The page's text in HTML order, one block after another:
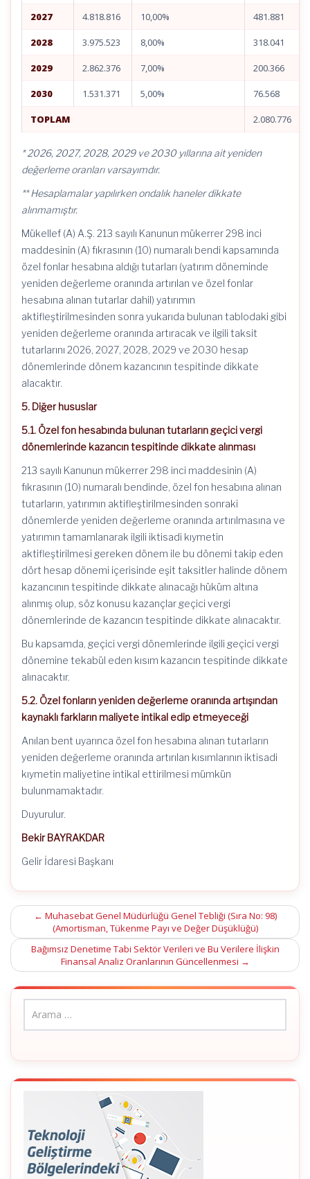
2027 4.818.816 10,00% 481.881
2028 3.975.523 8,00% 318.041
2029 2.862.376 7,00% 200.366
2030 1.531.371 5,00% 76.568
TOPLAM 2.080.776
* 2026, 2027, 2028, 2029 ve 2030 yıllarına ait yeniden
değerleme oranları varsayımdır.
** Hesaplamalar yapılırken ondalık haneler dikkate
alınmamıştır.
Mükellef (A) A.Ş. 213 sayılı Kanunun mükerrer 298 inci
maddesinin (A) fıkrasının (10) numaralı bendi kapsamında
özel fonlar hesabına aldığı tutarları (yatırım döneminde
yeniden değerleme oranında artırılan ve özel fonlar
hesabına alınan tutarlar dahil) yatırımın
aktifleştirilmesinden sonra yukarıda bulunan tablodaki gibi
yeniden değerleme oranında artıracak ve ilgili taksit
tutarlarını 2026, 2027, 2028, 2029 ve 2030 hesap
dönemlerinde dönem kazancının tespitinde dikkate
alacaktır.
5. Diğer hususlar
5.1. Özel fon hesabında bulunan tutarların geçici vergi
dönemlerinde kazancın tespitinde dikkate alınması
213 sayılı Kanunun mükerrer 298 inci maddesinin (A)
fıkrasının (10) numaralı bendinde, özel fon hesabına alınan
tutarların, yatırımın aktifleştirilmesinden sonraki
dönemlerde yeniden değerleme oranında artırılmasına ve
yatırımın tamamlanarak ilgili iktisadi kıymetin
aktifleştirilmesi gereken dönem ile bu dönemi takip eden
dört hesap dönemi içerisinde eşit taksitler halinde dönem
kazancının tespitinde dikkate alınacağı hüküm altına
alınmış olup, söz konusu kazançlar geçici vergi
dönemlerinde de kazancın tespitinde dikkate alınacaktır.
Bu kapsamda, geçici vergi dönemlerinde ilgili geçici vergi
dönemine tekabül eden kısım kazancın tespitinde dikkate
alınacaktır.
5.2. Özel fonların yeniden değerleme oranında artışından
kaynaklı farkların maliyete intikal edip etmeyeceği
Anılan bent uyarınca özel fon hesabına alınan tutarların
yeniden değerleme oranında artırılan kısımlarının iktisadi
kıymetin maliyetine intikal ettirilmesi mümkün
bulunmamaktadır.
Duyurulur.
Bekir BAYRAKDAR
Gelir İdaresi Başkanı
Post
navigation
← Muhasebat Genel Müdürlüğü Genel Tebliği (Sıra No: 98)
(Amortisman, Tükenme Payı ve Değer Düşüklüğü)
Bağımsız Denetime Tabi Sektör Verileri ve Bu Verilere İlişkin
Finansal Analiz Oranlarının Güncellenmesi →